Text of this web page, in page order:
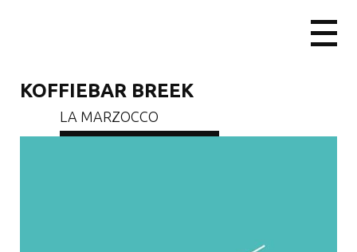
KOFFIEBAR BREEK
LA MARZOCCO